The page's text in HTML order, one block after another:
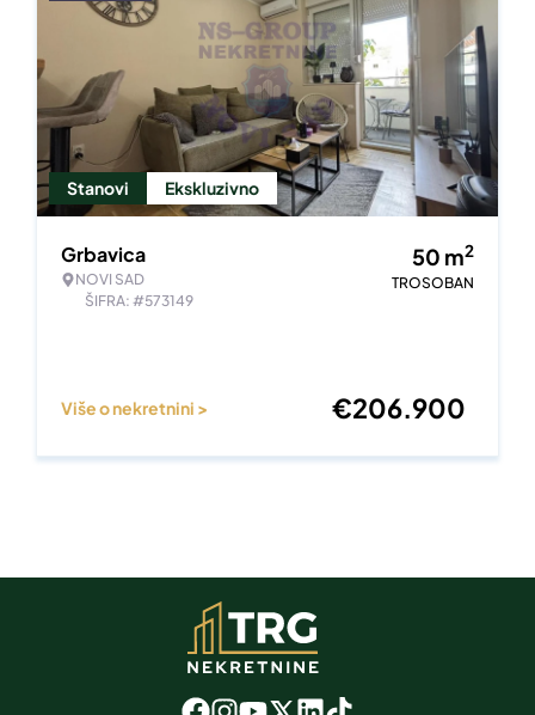
Stanovi Ekskluzivno
Grbavica
NOVI SAD
ŠIFRA: #573149
50 m2
TROSOBAN
Više o nekretnini > €206.900